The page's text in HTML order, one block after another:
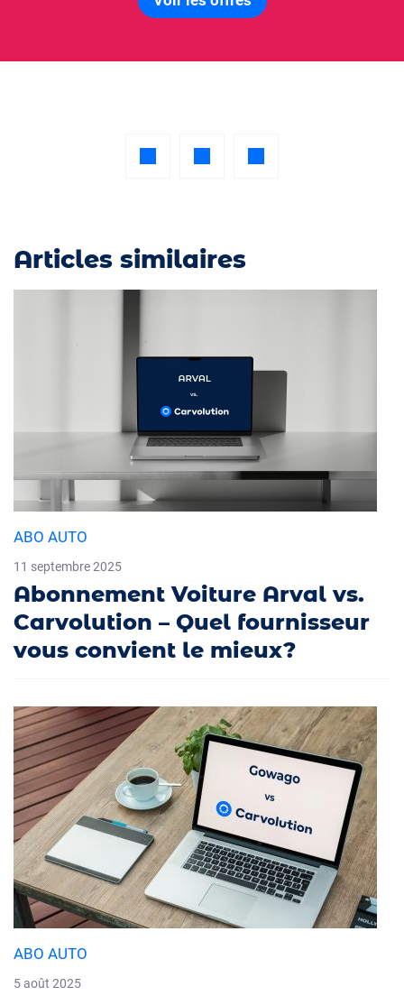
Articles similaires
ABO AUTO
11 septembre 2025
Abonnement Voiture Arval vs.
Carvolution – Quel fournisseur
vous convient le mieux?
ABO AUTO
5 août 2025